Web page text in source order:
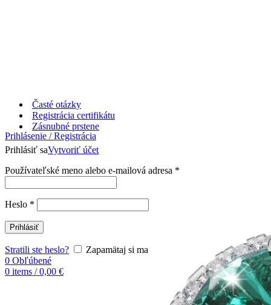
Časté otázky
Registrácia certifikátu
Prihlásenie / Registrácia
Prihlásiť saVytvoriť účet
Používateľské meno alebo e-mailová adresa *
Heslo *
Prihlásiť
Stratili ste heslo?
Zapamätaj si ma
0 Obľúbené
0 items / 0,00 €
Zásnubné prstene